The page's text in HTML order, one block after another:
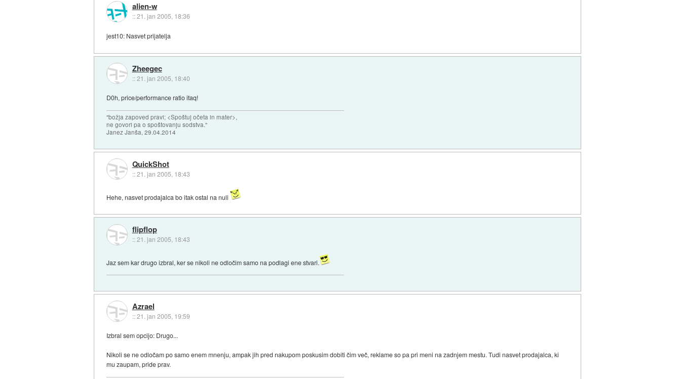
alien-w
::21. jan 2005, 18:36
jest10: Nasvet prijatelja
Zheegec
::21. jan 2005, 18:40
D0h, price/performance ratio itaq!
"božja zapoved pravi; <Spoštuj očeta in mater>,
ne govori pa o spoštovanju sodstva."
Janez Janša, 29.04.2014
QuickShot
::21. jan 2005, 18:43
Hehe, nasvet prodajalca bo itak ostal na nuli
flipflop
::21. jan 2005, 18:43
Jaz sem kar drugo izbral, ker se nikoli ne odločim samo na podlagi ene stvari.
Azrael
::21. jan 2005, 19:59
Izbral sem opcijo: Drugo...
Nikoli se ne odločam po samo enem mnenju, ampak jih pred nakupom poskusim dobiti čim več, reklame so pa pri meni na zadnjem mestu. Tudi nasvet prodajalca, ki
mu zaupam, pride prav.